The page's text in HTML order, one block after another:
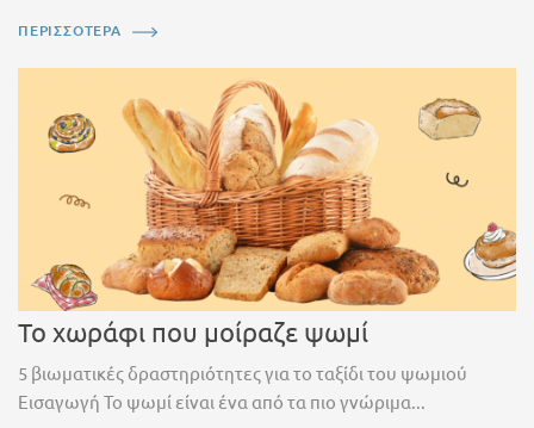
ΠΕΡΙΣΣΟΤΕΡΑ
Το χωράφι που μοίραζε ψωμί
5 βιωματικές δραστηριότητες για το ταξίδι του ψωμιού
Εισαγωγή Το ψωμί είναι ένα από τα πιο γνώριμα...